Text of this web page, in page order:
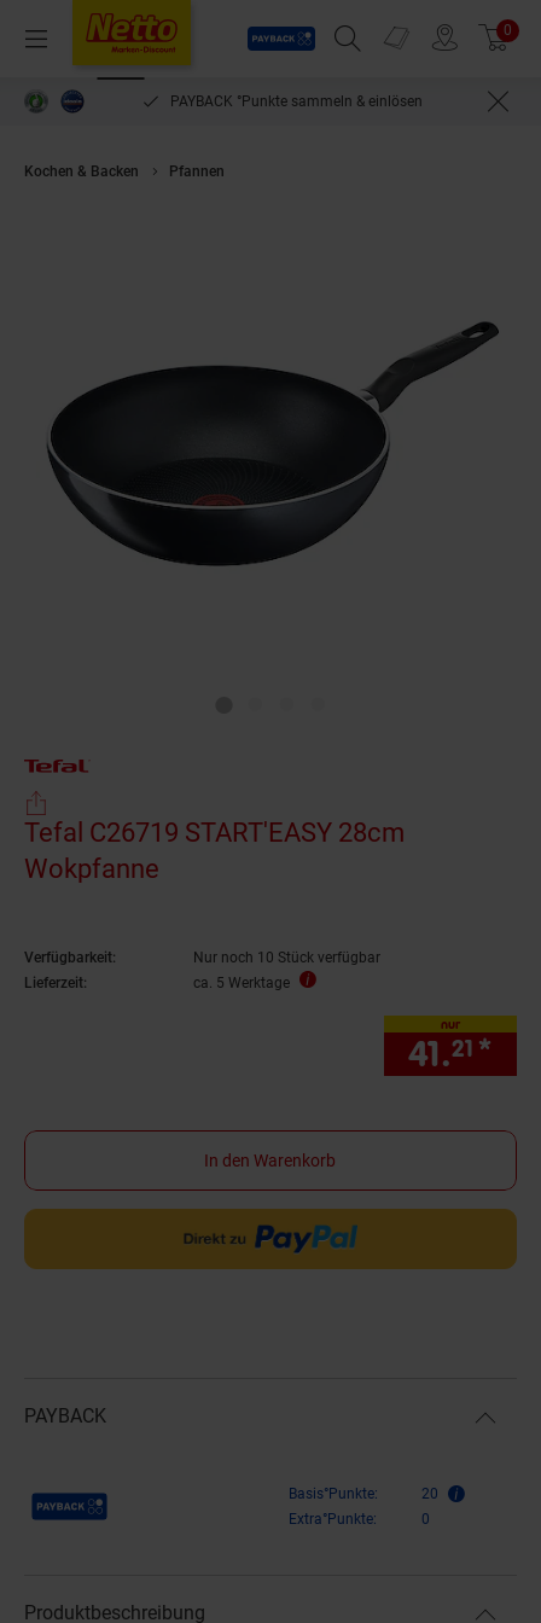
Menü
Payback
Suchfeld einblenden
Prospekte 0
PAYBACK °Punkte sammeln & einlösen
Kochen & Backen Pfannen
Tefal C26719 START'EASY 28cm
Wokpfanne
Verfügbarkeit:
Nur noch 10 Stück verfügbar
Lieferzeit:
ca. 5 Werktage
nur
41.21 *
In den Warenkorb
PAYBACK
Payback Punkte Basis°Punkte:
20
Extra°Punkte:
0
Produktbeschreibung